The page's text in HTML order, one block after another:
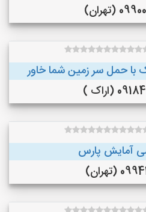
(تهران)
با حمل سر زمین شما خاور
(اراک )
آمایش پارس